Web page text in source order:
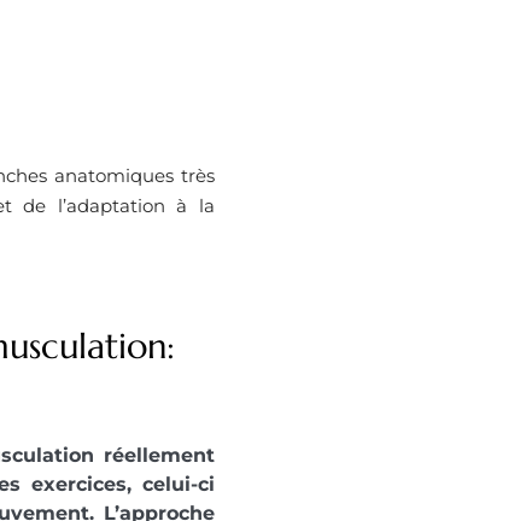
anatomiques très
de l’adaptation à la
réellement
exercices, celui-ci
L’approche